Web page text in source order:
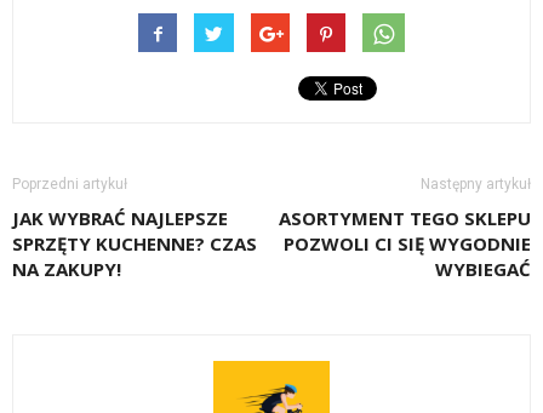
Poprzedni artykuł
JAK WYBRAĆ NAJLEPSZE
SPRZĘTY KUCHENNE? CZAS
NA ZAKUPY!
Następny artykuł
ASORTYMENT TEGO SKLEPU
POZWOLI CI SIĘ WYGODNIE
WYBIEGAĆ